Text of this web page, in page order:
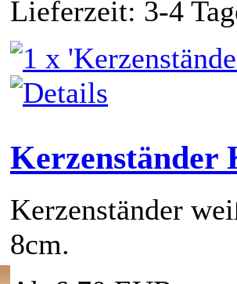
Lieferzeit: 3-4
Kerzenständer
Kerzenständer
8cm.